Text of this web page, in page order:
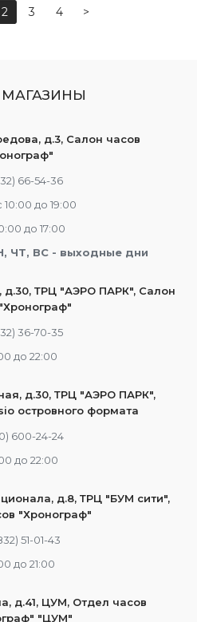
2 3 4 >
д.3, Салон часов
66-54-36
до 19:00
до 17:00
ЧТ, ВС - выходные дни
д.30, ТРЦ "АЭРО ПАРК", Салон
36-70-35
до 22:00
д.30, ТРЦ "АЭРО ПАРК",
островного формата
600-24-24
до 22:00
д.8, ТРЦ "БУМ сити",
"Хронограф"
51-01-43
до 21:00
д.41, ЦУМ, Отдел часов
"ЦУМ"